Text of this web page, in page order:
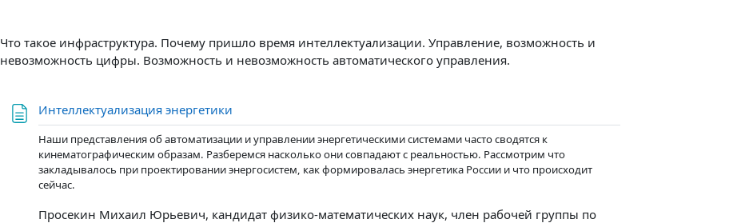
Section outline
Что такое инфраструктура. Почему пришло время интеллектуализации. Управление, возможность и
невозможность цифры. Возможность и невозможность автоматического управления.
Интеллектуализация энергетикиСтраница
Наши представления об автоматизации и управлении энергетическими системами часто сводятся к
кинематографическим образам. Разберемся насколько они совпадают с реальностью. Рассмотрим что
закладывалось при проектировании энергосистем, как формировалась энергетика России и что происходит
сейчас.
Просекин Михаил Юрьевич, кандидат физико-математических наук, член рабочей группы по